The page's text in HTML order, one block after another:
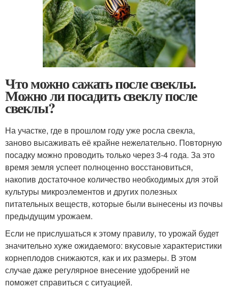
Что можно сажать после свеклы.
Можно ли посадить свеклу после
свеклы?
На участке, где в прошлом году уже росла свекла,
заново высаживать её крайне нежелательно. Повторную
посадку можно проводить только через 3-4 года. За это
время земля успеет полноценно восстановиться,
накопив достаточное количество необходимых для этой
культуры микроэлементов и других полезных
питательных веществ, которые были вынесены из почвы
предыдущим урожаем.
Если не прислушаться к этому правилу, то урожай будет
значительно хуже ожидаемого: вкусовые характеристики
корнеплодов снижаются, как и их размеры. В этом
случае даже регулярное внесение удобрений не
поможет справиться с ситуацией.